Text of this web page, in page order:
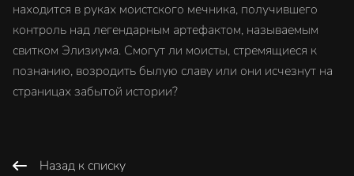
находится в руках моистского мечника, получившего
контроль над легендарным артефактом, называемым
свитком Элизиума. Смогут ли моисты, стремящиеся к
познанию, возродить былую славу или они исчезнут на
страницах забытой истории?
Назад к списку